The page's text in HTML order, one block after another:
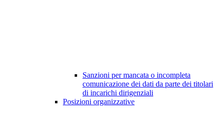
Sanzioni per mancata o incompleta
comunicazione dei dati da parte dei titolari
di incarichi dirigenziali
Posizioni organizzative